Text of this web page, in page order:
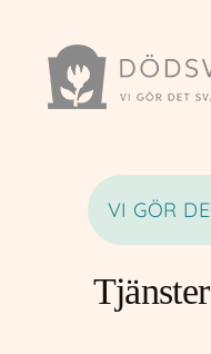
VI GÖR